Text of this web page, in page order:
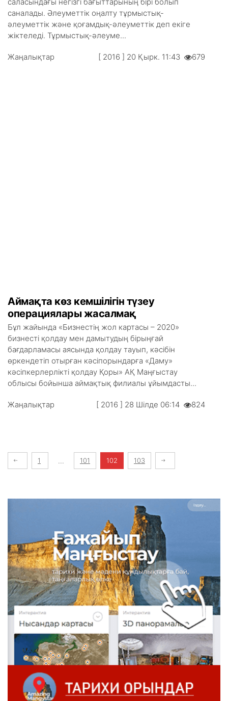
саналады. Әлеуметтік оңалту тұрмыстық-
әлеуметтік және қоғамдық-әлеу­мет­тік деп екіге
жіктеледі. Тұрмыстық-әлеу­ме...
Жаңалықтар [ 2016 ] 20 Қырк. 11:43 679
Аймақта көз кемшілігін түзеу
операциялары жасалмақ
Бұл жайында «Бизнестің жол картасы – 2020»
бизнесті қолдау мен дамытудың бірыңғай
бағдарламасы аясында қолдау тауып, кәсібін
өркендетіп отырған кәсіпорындарға «Даму»
кәсіпкерлерлікті қолдау Қоры» АҚ Маңғыстау
облысы бойынша аймақтық филиалы ұйымдасты...
Жаңалықтар [ 2016 ] 28 Шілде 06:14 824
1 ... 101 102 103